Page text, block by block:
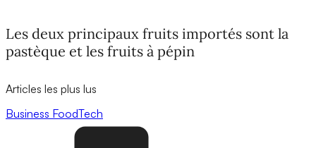
Les deux principaux fruits importés sont la
pastèque et les fruits à pépin
Articles les plus lus
Business FoodTech